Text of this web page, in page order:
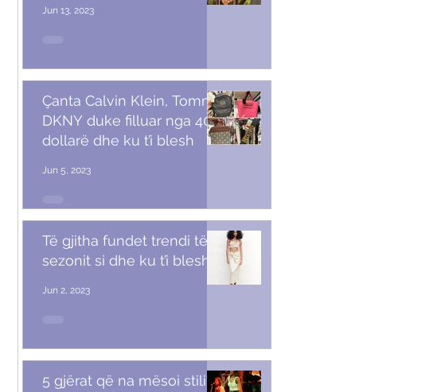
Jun 13, 2023
Çanta Calvin Klein, Tommy,
DKNY duke filluar nga 40
dollarë dhe ku t’i blesh
Jun 5, 2023
Të gjitha fundet trendi të
sezonit si dhe ku t’i blesh
Jun 2, 2023
5 gjërat që na mësoi stili i